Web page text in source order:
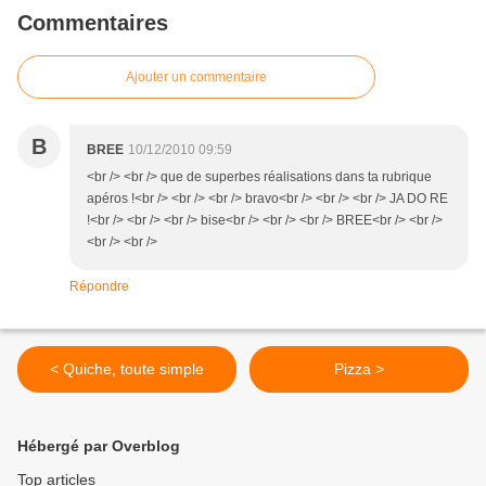
Commentaires
Ajouter un commentaire
B BREE 10/12/2010 09:59
<br /> <br /> que de superbes réalisations dans ta rubrique
apéros !<br /> <br /> <br /> bravo<br /> <br /> <br /> JA DO RE
!<br /> <br /> <br /> bise<br /> <br /> <br /> BREE<br /> <br />
<br /> <br />
Répondre
< Quiche, toute simple Pizza >
Hébergé par Overblog
Top articles